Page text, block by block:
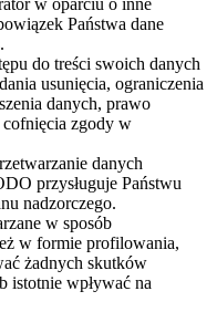
w oparciu o inne
Państwa dane
do treści swoich danych
usunięcia, ograniczenia
danych, prawo
zgody w
danych
przysługuje Państwu
nadzorczego.
w sposób
w formie profilowania,
żadnych skutków
istotnie wpływać na